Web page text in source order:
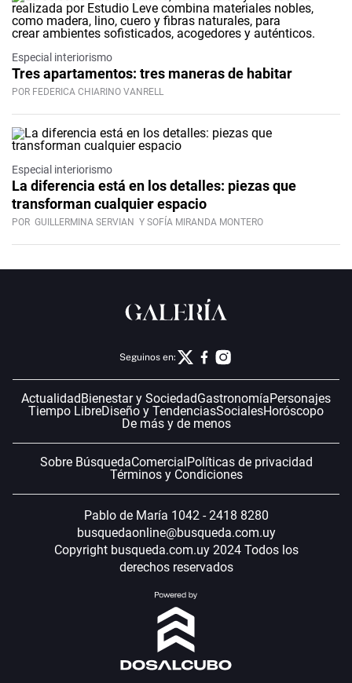
Especial interiorismo
Tres apartamentos: tres maneras de habitar
POR FEDERICA CHIARINO VANRELL
Especial interiorismo
La diferencia está en los detalles: piezas que
transforman cualquier espacio
POR GUILLERMINA SERVIAN Y SOFÍA MIRANDA MONTERO
Seguinos en:
Actualidad Bienestar y SociedadGastronomíaPersonajes
Tiempo LibreDiseño y TendenciasSocialesHoróscopo
De más y de menos
Sobre BúsquedaComercial Políticas de privacidad
Términos y Condiciones
Pablo de María 1042 - 2418 8280
busquedaonline@busqueda.com.uy
Copyright busqueda.com.uy 2024 Todos los
derechos reservados